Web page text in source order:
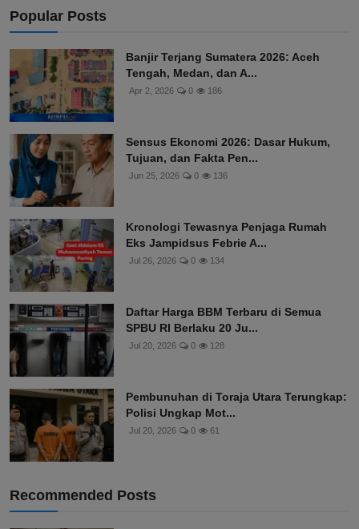
Popular Posts
Banjir Terjang Sumatera 2026: Aceh
Tengah, Medan, dan A...
Apr 2, 2026 0 186
Sensus Ekonomi 2026: Dasar Hukum,
Tujuan, dan Fakta Pen...
Jun 25, 2026 0 136
Kronologi Tewasnya Penjaga Rumah
Eks Jampidsus Febrie A...
Jul 26, 2026 0 134
Daftar Harga BBM Terbaru di Semua
SPBU RI Berlaku 20 Ju...
Jul 20, 2026 0 128
Pembunuhan di Toraja Utara Terungkap:
Polisi Ungkap Mot...
Jul 20, 2026 0 61
Recommended Posts